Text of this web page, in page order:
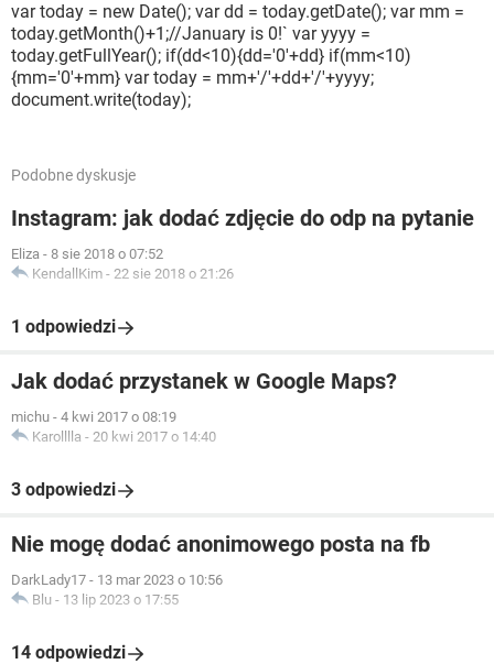
var today = new Date(); var dd = today.getDate(); var mm =
today.getMonth()+1;//January is 0!` var yyyy =
today.getFullYear(); if(dd<10){dd='0'+dd} if(mm<10)
{mm='0'+mm} var today = mm+'/'+dd+'/'+yyyy;
document.write(today);
Podobne dyskusje
Instagram: jak dodać zdjęcie do odp na pytanie
Eliza - 8 sie 2018 o 07:52
KendallKim - 22 sie 2018 o 21:26
1 odpowiedzi
Jak dodać przystanek w Google Maps?
michu - 4 kwi 2017 o 08:19
Karolllla - 20 kwi 2017 o 14:40
3 odpowiedzi
Nie mogę dodać anonimowego posta na fb
DarkLady17 - 13 mar 2023 o 10:56
Blu - 13 lip 2023 o 17:55
14 odpowiedzi